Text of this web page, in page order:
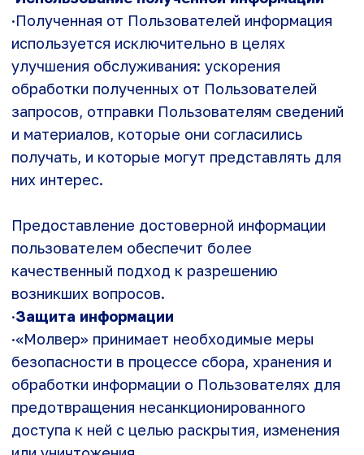
активность в сети Интернет. Так как
препятствовать сбору таких данных для нас
не представляется возможным,
Пользователям необходимо ознакомиться с
инструментами конфиденциальности данных
социальных сетей.
На веб-сайте возможно использование
инструментов, позволяющих отслеживать
были ли открыты и прочтены сообщения,
Пользователей, с целью сделать процесс
Пользователь не желает раскрывать эти
данные, то рекомендуется немедленно
отказаться от подписки на рекламные и
информационные рассылки, которые
Пользователь может в любой момент
отказаться от рассылки от веб-сайта,
направив соответствующий запрос на
следующий адрес электронной почты:
info@molver.ru.
конфиденциальности
·«Молвер» оставляет за собой право
самостоятельно, на свое усмотрение и без